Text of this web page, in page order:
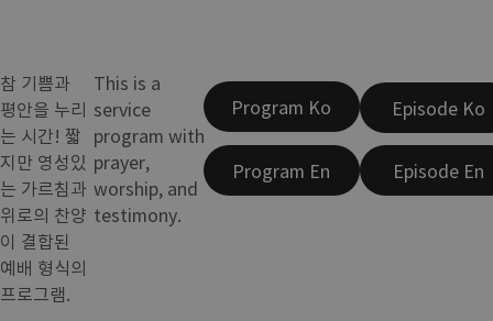
참 기쁨과
평안을 누리
는 시간! 짧
지만 영성있
는 가르침과
위로의 찬양
이 결합된
예배 형식의
프로그램.
This is a
service
program with
prayer,
worship, and
testimony.
Program Ko
Program En
Episode Ko
Episode En